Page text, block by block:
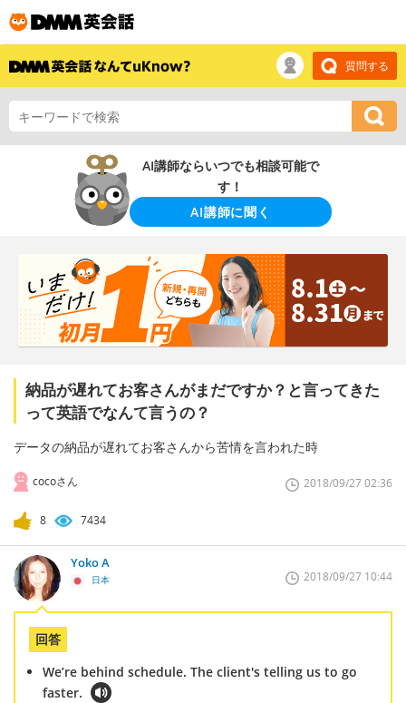
質問する
AI講師ならいつでも相談可能で
す！
AI講師に聞く
納品が遅れてお客さんがまだですか？と言ってきた
って英語でなんて言うの？
データの納品が遅れてお客さんから苦情を言われた時
cocoさん 2018/09/27 02:36
8 7434
Yoko A
日本 2018/09/27 10:44
回答
We’re behind schedule. The client's telling us to go
faster.